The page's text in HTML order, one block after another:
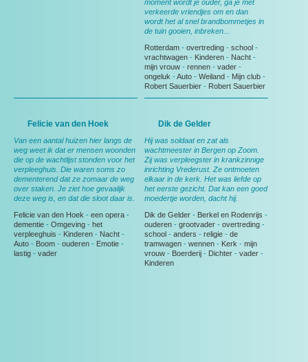
moment wordt je ouder, ga je met
verkeerde vriendjes om en dan
wordt het al snel brandbommetjes in
de tuin gooien, inbreken...
Rotterdam - overtreding - school -
vrachtwagen - Kinderen - Nacht -
mijn vrouw - rennen - vader -
ongeluk -Auto - Weiland - Mijn club -
Robert Sauerbier - Robert Sauerbier
Felicie van den Hoek
Van een aantal huizen hier langs de
weg weet ik dat er mensen woonden
die op de wachtlijst stonden voor het
verpleeghuis. Die waren soms zo
dementerend dat ze zomaar de weg
over staken. Je ziet hoe gevaalijk
deze weg is, en dat die sloot daar is.
Felicie van den Hoek - een opera -
dementie - Omgeving - het
verpleeghuis - Kinderen - Nacht -
Auto - Boom - ouderen - Emotie -
lastig - vader
Dik de Gelder
Hij was soldaat en zat als
wachtmeester in Bergen op Zoom.
Zij was verpleegster in krankzinnige
inrichting Vrederust. Ze ontmoeten
elkaar in de kerk. Het was liefde op
het eerste gezicht. Dat kan een goed
moedertje worden, dacht hij.
Dik de Gelder - Berkel en Rodenrijs -
ouderen - grootvader - overtreding -
school - anders - religie - de
tramwagen - wennen - Kerk - mijn
vrouw - Boerderij - Dichter - vader -
Kinderen